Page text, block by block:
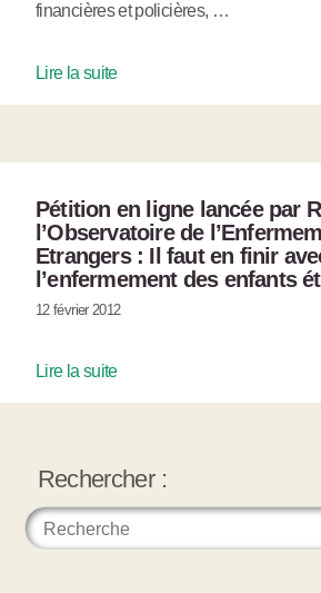
financières et policières, …
Lire la suite
Pétition en ligne lancée par
l’Observatoire de
Etrangers : Il faut en finir
l’enfermement des enfants
12 février 2012
Lire la suite
Rechercher :